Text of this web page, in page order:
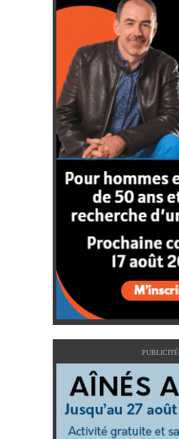
PUBLICITÉ